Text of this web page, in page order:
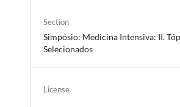
Section
Simpósio: Medicina Intensiva: II.
Selecionados
License